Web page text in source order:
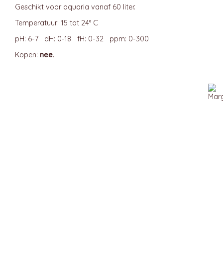
Geschikt voor aquaria vanaf 60 liter.
Temperatuur: 15 tot 24° C
pH: 6-7 dH: 0-18 fH: 0-32 ppm: 0-300
Kopen: nee.